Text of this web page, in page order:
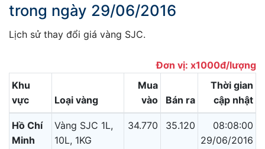
trong ngày 29/06/2016
Lịch sử thay đổi giá vàng SJC.
Đơn vị: x1000đ/lượng
Khu
vực
Loại vàng
Mua
vào
Bán ra
Thời gian
cập nhật
Hồ Chí
Minh
Vàng SJC 1L,
10L, 1KG
34.770 35.120
08:08:00
29/06/2016